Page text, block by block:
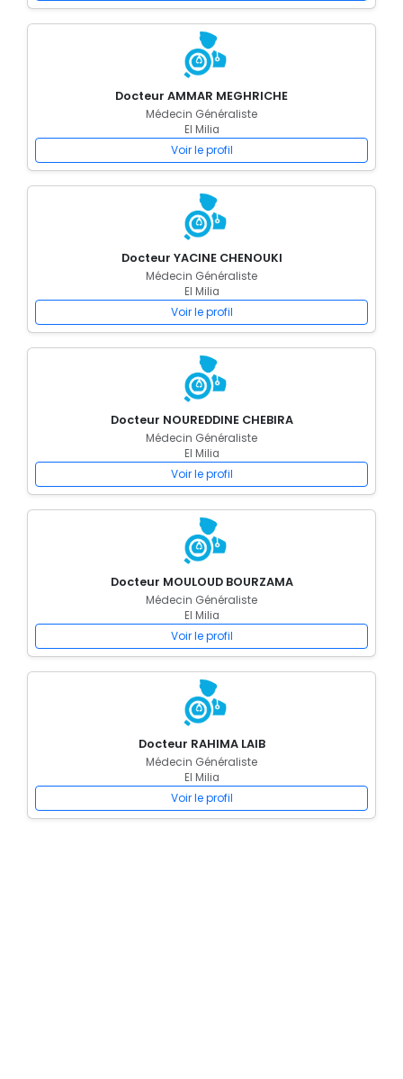
Docteur AMMAR MEGHRICHE
Médecin Généraliste
El Milia
Voir le profil
Docteur YACINE CHENOUKI
Médecin Généraliste
El Milia
Voir le profil
Docteur NOUREDDINE CHEBIRA
Médecin Généraliste
El Milia
Voir le profil
Docteur MOULOUD BOURZAMA
Médecin Généraliste
El Milia
Voir le profil
Docteur RAHIMA LAIB
Médecin Généraliste
El Milia
Voir le profil